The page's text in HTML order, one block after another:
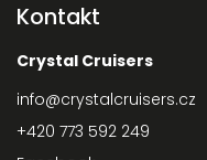
Kontakt
Crystal Cruisers
info@crystalcruisers.cz
+420 773 592 249